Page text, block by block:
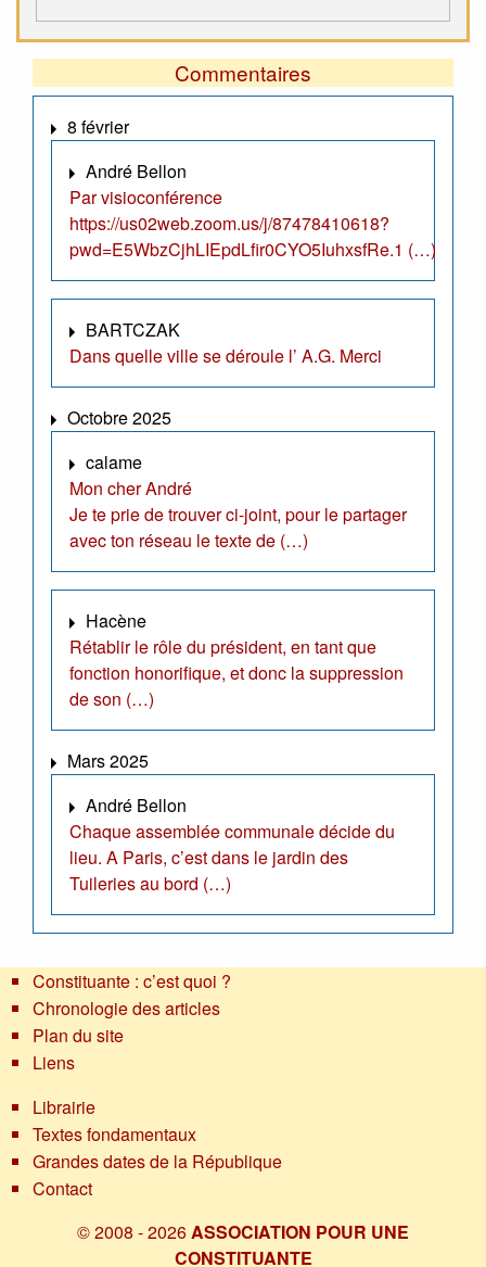
Commentaires
8 février
André Bellon
Par visioconférence
https://us02web.zoom.us/j/87478410618?
pwd=E5WbzCjhLIEpdLfir0CYO5IuhxsfRe.1 (…)
BARTCZAK
Dans quelle ville se déroule l’ A.G. Merci
Octobre 2025
calame
Mon cher André
Je te prie de trouver ci-joint, pour le partager
avec ton réseau le texte de (…)
Hacène
Rétablir le rôle du président, en tant que
fonction honorifique, et donc la suppression
de son (…)
Mars 2025
André Bellon
Chaque assemblée communale décide du
lieu. A Paris, c’est dans le jardin des
Tuileries au bord (…)
Constituante : c’est quoi ?
Chronologie des articles
Plan du site
Liens
Librairie
Textes fondamentaux
Grandes dates de la République
Contact
© 2008 - 2026ASSOCIATION POUR UNE
CONSTITUANTE